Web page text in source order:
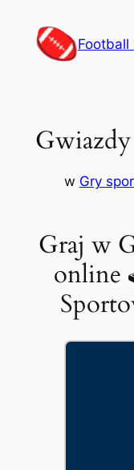
Football
w Gry
Graj w
online